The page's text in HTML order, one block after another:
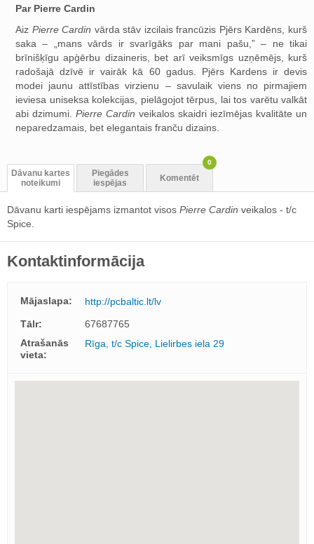
Par Pierre Cardin
Aiz Pierre Cardin vārda stāv izcilais francūzis Pjērs Kardēns, kurš
saka – „mans vārds ir svarīgāks par mani pašu,” – ne tikai
brīnišķīgu apģērbu dizaineris, bet arī veiksmīgs uzņēmējs, kurš
radošajā dzīvē ir vairāk kā 60 gadus. Pjērs Kardens ir devis
modei jaunu attīstības virzienu – savulaik viens no pirmajiem
ieviesa uniseksa kolekcijas, pielāgojot tērpus, lai tos varētu valkāt
abi dzimumi. Pierre Cardin veikalos skaidri iezīmējas kvalitāte un
neparedzamais, bet elegantais franču dizains.
Dāvanu kartes
noteikumi
Piegādes
iespējas
Komentēt
0
Dāvanu karti iespējams izmantot visos Pierre Cardin veikalos - t/c
Spice.
Kontaktinformācija
Mājaslapa:
http://pcbaltic.lt/lv
Tālr:
67687765
Atrašanās
vieta:
Rīga, t/c Spice, Lielirbes iela 29